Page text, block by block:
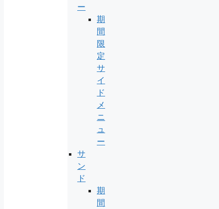
ー
期
間
限
定
サ
イ
ド
メ
ニ
ュ
ー
サ
ン
ド
期
間